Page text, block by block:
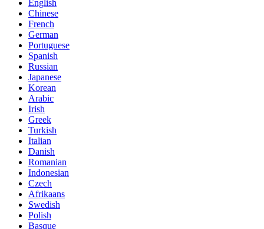
English
Chinese
French
German
Portuguese
Spanish
Russian
Japanese
Korean
Arabic
Irish
Greek
Turkish
Italian
Danish
Romanian
Indonesian
Czech
Afrikaans
Swedish
Polish
Basque